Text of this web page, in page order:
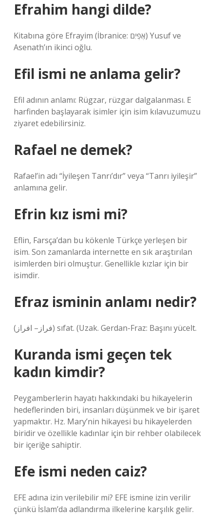
Efrahim hangi dilde?
Kitabına göre Efrayim (İbranice: אֶפְיִם) Yusuf ve
Asenath’ın ikinci oğlu.
Efil ismi ne anlama gelir?
Efil adının anlamı: Rügzar, rüzgar dalgalanması. E
harfinden başlayarak isimler için isim kılavuzumuzu
ziyaret edebilirsiniz.
Rafael ne demek?
Rafael’in adı “İyileşen Tanrı’dır” veya “Tanrı iyileşir”
anlamına gelir.
Efrin kız ismi mi?
Eflin, Farsça’dan bu kökenle Türkçe yerleşen bir
isim. Son zamanlarda internette en sık araştırılan
isimlerden biri olmuştur. Genellikle kızlar için bir
isimdir.
Efraz isminin anlamı nedir?
(ﻓﺮﺍﺯ– ﺍﻓﺮﺍﺯ) sıfat. (Uzak. Gerdan-Fraz: Başını yücelt.
Kuranda ismi geçen tek
kadın kimdir?
Peygamberlerin hayatı hakkındaki bu hikayelerin
hedeflerinden biri, insanları düşünmek ve bir işaret
yapmaktır. Hz. Mary’nin hikayesi bu hikayelerden
biridir ve özellikle kadınlar için bir rehber olabilecek
bir içeriğe sahiptir.
Efe ismi neden caiz?
EFE adına izin verilebilir mi? EFE ismine izin verilir
çünkü İslam’da adlandırma ilkelerine karşılık gelir.